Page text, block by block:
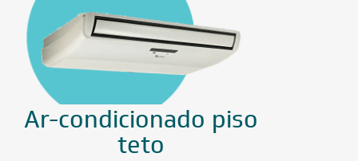
Ar-condicionado piso
teto